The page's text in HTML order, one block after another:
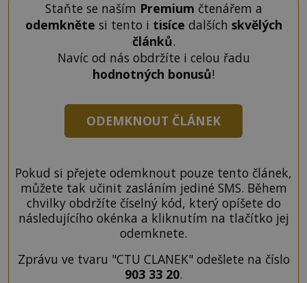
Staňte se naším Premium čtenářem a
odemkněte si tento i tisíce dalších skvělých
článků.
Navíc od nás obdržíte i celou řadu
hodnotných bonusů!
ODEMKNOUT ČLÁNEK
Pokud si přejete odemknout pouze tento článek,
můžete tak učinit zasláním jediné SMS. Během
chvilky obdržíte číselný kód, který opíšete do
následujícího okénka a kliknutím na tlačítko jej
odemknete.
Zprávu ve tvaru "CTU CLANEK" odešlete na číslo
903 33 20.